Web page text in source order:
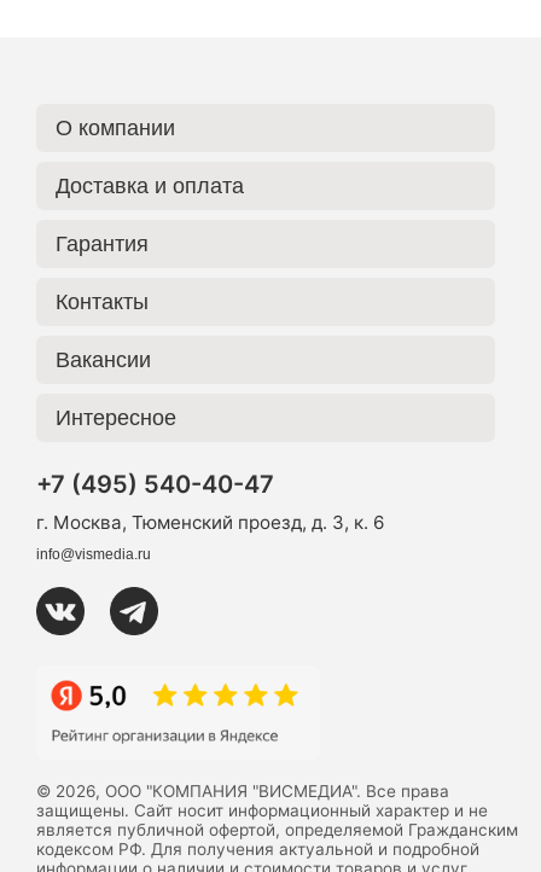
О компании
Доставка и оплата
Гарантия
Контакты
Вакансии
Интересное
+7 (495) 540-40-47
г. Москва, Тюменский проезд, д. 3, к. 6
info@vismedia.ru
© 2026, ООО "КОМПАНИЯ "ВИСМЕДИА". Все права
защищены. Сайт носит информационный характер и не
является публичной офертой, определяемой Гражданским
кодексом РФ. Для получения актуальной и подробной